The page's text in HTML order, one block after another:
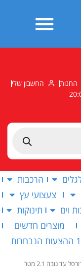
החנות
החשבון שלי
הרכבות
צעצועי עץ
וים
תינוקות
מוצרים חדשים
עד גובה 2.1 מטר